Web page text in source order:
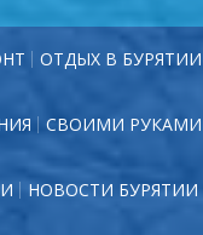
ОТДЫХ В БУРЯТИИ
СВОИМИ РУКАМИ
НОВОСТИ БУРЯТИИ